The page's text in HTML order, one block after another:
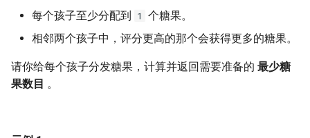
10.1. 斐波那契数列
10.2. 青蛙跳台阶问题
12. 矩阵中的路径
6. 排序数组中两个数字之和
7. 数组中和为 0 的三个数
8. 和大于等于 target 的最短子
1.7. 旋转矩阵
1.8. 零矩阵
2.1. 移除重复节点
每个孩子至少分配到 1
个糖果。
相邻两个孩子中，评分更高的那个会获得更多的糖果。
请你给每个孩子分发糖果，计算并返回需要准备的 最少糖
果数目 。